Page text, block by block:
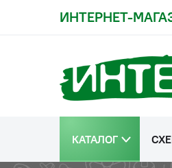
ИНТЕРНЕТ-
КАТАЛОГ